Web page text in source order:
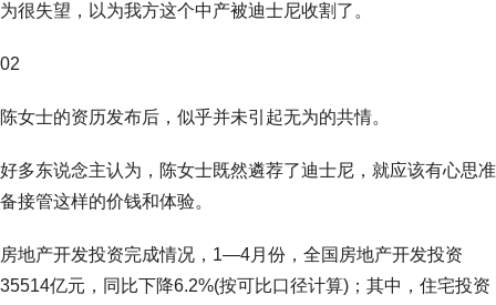
为很失望，以为我方这个中产被迪士尼收割了。
02
陈女士的资历发布后，似乎并未引起无为的共情。
好多东说念主认为，陈女士既然遴荐了迪士尼，就应该有心思准
备接管这样的价钱和体验。
房地产开发投资完成情况，1—4月份，全国房地产开发投资
35514亿元，同比下降6.2%(按可比口径计算)；其中，住宅投资